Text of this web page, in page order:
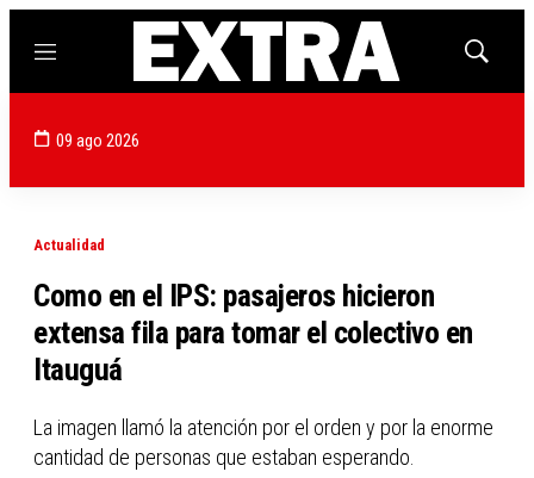
Menú
Mostrar
09 ago 2026
Actualidad
Como en el IPS: pasajeros hicieron
extensa fila para tomar el colectivo en
Itauguá
La imagen llamó la atención por el orden y por la enorme
cantidad de personas que estaban esperando.